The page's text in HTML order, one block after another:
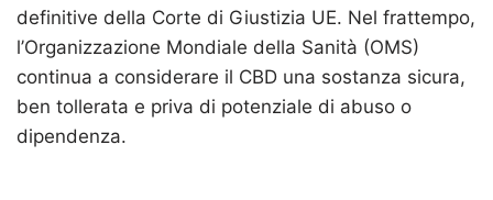
definitive della Corte di Giustizia UE. Nel frattempo,
l’Organizzazione Mondiale della Sanità (OMS)
continua a considerare il CBD una sostanza sicura,
ben tollerata e priva di potenziale di abuso o
dipendenza.